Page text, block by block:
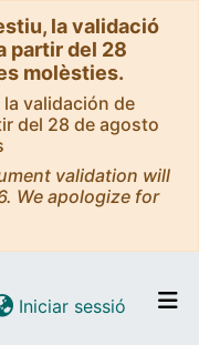
la validació
partir del 28
molèsties.
validación de
del 28 de agosto
validation will
We apologize for
Iniciar sessió (current)